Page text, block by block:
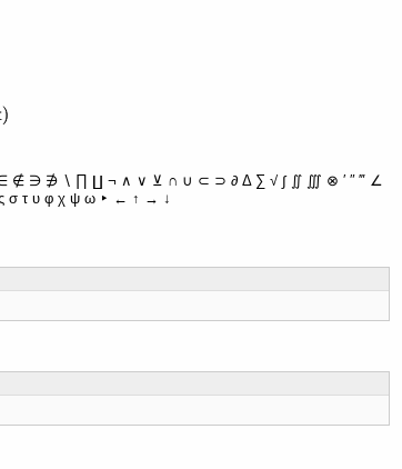
∋ ∌ ∖ ∏ ∐ ¬ ∧ ∨ ⊻ ∩ ∪ ⊂ ⊃ ∂ Δ ∑ √ ∫ ∬ ∭ ⊗ ′ ″ ‴ ∠
σ τ υ φ χ ψ ω ‣ ← ↑ → ↓